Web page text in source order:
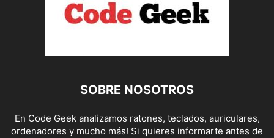
SOBRE NOSOTROS
En Code Geek analizamos ratones, teclados, auriculares,
ordenadores y mucho más! Si quieres informarte antes de